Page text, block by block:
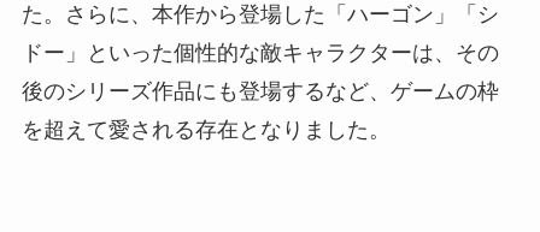
た。さらに、本作から登場した「ハーゴン」「シ
ドー」といった個性的な敵キャラクターは、その
後のシリーズ作品にも登場するなど、ゲームの枠
を超えて愛される存在となりました。